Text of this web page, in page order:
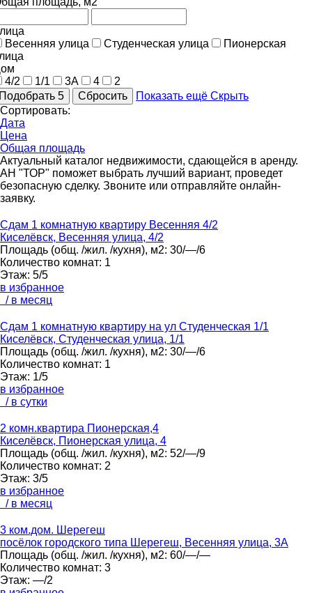
Весенняя улица
Студенческая улица
Пионерская
4/2
1/1 3А 4
2
5 Сбросить Показать ещё Скрыть
Сортировать:
Дата
Цена
Общая площадь
Актуальный каталог недвижимости, сдающейся в аренду.
АН "ТОР" поможет выбрать лучший вариант, проведет
безопасную сделку. Звоните или отправляйте онлайн-
заявку.
Сдам 1 комнатную квартиру Весенняя 4/2
Киселёвск, Весенняя улица, 4/2
Площадь (общ. /жил. /кухня), м2: 30/—/6
Количество комнат: 1
Этаж: 5/5
в избранное
/ в месяц
Сдам 1 комнатную квартиру на ул Студенческая 1/1
Киселёвск, Студенческая улица, 1/1
Площадь (общ. /жил. /кухня), м2: 30/—/6
Количество комнат: 1
Этаж: 1/5
в избранное
/ в сутки
2 комн.квартира Пионерская,4
Киселёвск, Пионерская улица, 4
Площадь (общ. /жил. /кухня), м2: 52/—/9
Количество комнат: 2
Этаж: 3/5
в избранное
/ в месяц
3 ком.дом. Шерегеш
посёлок городского типа Шерегеш, Весенняя улица, 3А
Площадь (общ. /жил. /кухня), м2: 60/—/—
Количество комнат: 3
Этаж: —/2